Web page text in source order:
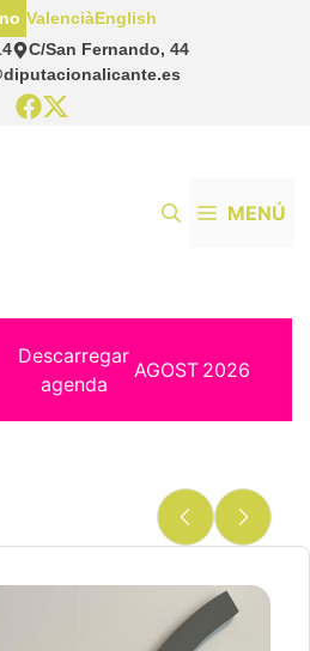
C/San Fernando, 44
ValenciàEnglish
MENÚ
Descarregar
agenda
AGOST 2026